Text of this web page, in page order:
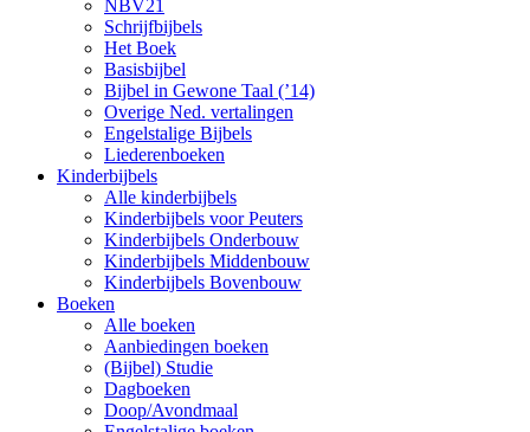
NBV21
Schrijfbijbels
Het Boek
Basisbijbel
Bijbel in Gewone Taal (’14)
Overige Ned. vertalingen
Engelstalige Bijbels
Liederenboeken
Kinderbijbels
Alle kinderbijbels
Kinderbijbels voor Peuters
Kinderbijbels Onderbouw
Kinderbijbels Middenbouw
Kinderbijbels Bovenbouw
Boeken
Alle boeken
Aanbiedingen boeken
(Bijbel) Studie
Dagboeken
Doop/Avondmaal